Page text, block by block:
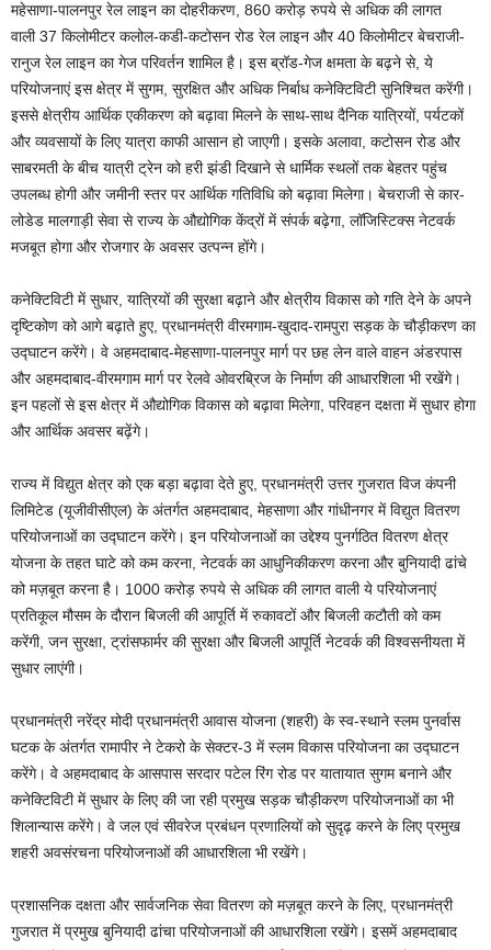
महेसाणा-पालनपुर रेल लाइन का दोहरीकरण, 860 करोड़ रुपये से अधिक की लागत
वाली 37 किलोमीटर कलोल-कडी-कटोसन रोड रेल लाइन और 40 किलोमीटर बेचराजी-
रानुज रेल लाइन का गेज परिवर्तन शामिल है। इस ब्रॉड-गेज क्षमता के बढ़ने से, ये
परियोजनाएं इस क्षेत्र में सुगम, सुरक्षित और अधिक निर्बाध कनेक्टिविटी सुनिश्चित करेंगी।
इससे क्षेत्रीय आर्थिक एकीकरण को बढ़ावा मिलने के साथ-साथ दैनिक यात्रियों, पर्यटकों
और व्यवसायों के लिए यात्रा काफी आसान हो जाएगी। इसके अलावा, कटोसन रोड और
साबरमती के बीच यात्री ट्रेन को हरी झंडी दिखाने से धार्मिक स्थलों तक बेहतर पहुंच
उपलब्ध होगी और जमीनी स्तर पर आर्थिक गतिविधि को बढ़ावा मिलेगा। बेचराजी से कार-
लोडेड मालगाड़ी सेवा से राज्य के औद्योगिक केंद्रों में संपर्क बढ़ेगा, लॉजिस्टिक्स नेटवर्क
मजबूत होगा और रोजगार के अवसर उत्‍पन्‍न होंगे।
कनेक्टिविटी में सुधार, यात्रियों की सुरक्षा बढ़ाने और क्षेत्रीय विकास को गति देने के अपने
दृष्टिकोण को आगे बढ़ाते हुए, प्रधानमंत्री वीरमगाम-खुदाद-रामपुरा सड़क के चौड़ीकरण का
उद्घाटन करेंगे। वे अहमदाबाद-मेहसाणा-पालनपुर मार्ग पर छह लेन वाले वाहन अंडरपास
और अहमदाबाद-वीरमगाम मार्ग पर रेलवे ओवरब्रिज के निर्माण की आधारशिला भी रखेंगे।
इन पहलों से इस क्षेत्र में औद्योगिक विकास को बढ़ावा मिलेगा, परिवहन दक्षता में सुधार होगा
और आर्थिक अवसर बढ़ेंगे।
राज्य में विद्युत क्षेत्र को एक बड़ा बढ़ावा देते हुए, प्रधानमंत्री उत्तर गुजरात विज कंपनी
लिमिटेड (यूजीवीसीएल) के अंतर्गत अहमदाबाद, मेहसाणा और गांधीनगर में विद्युत वितरण
परियोजनाओं का उद्घाटन करेंगे। इन परियोजनाओं का उद्देश्य पुनर्गठित वितरण क्षेत्र
योजना के तहत घाटे को कम करना, नेटवर्क का आधुनिकीकरण करना और बुनियादी ढांचे
को मज़बूत करना है। 1000 करोड़ रुपये से अधिक की लागत वाली ये परियोजनाएं
प्रतिकूल मौसम के दौरान बिजली की आपूर्ति में रुकावटों और बिजली कटौती को कम
करेंगी, जन सुरक्षा, ट्रांसफार्मर की सुरक्षा और बिजली आपूर्ति नेटवर्क की विश्वसनीयता में
सुधार लाएंगी।
प्रधानमंत्री नरेंद्र मोदी प्रधानमंत्री आवास योजना (शहरी) के स्‍व-स्‍थाने स्लम पुनर्वास
घटक के अंतर्गत रामापीर ने टेकरो के सेक्टर-3 में स्लम विकास परियोजना का उद्घाटन
करेंगे। वे अहमदाबाद के आसपास सरदार पटेल रिंग रोड पर यातायात सुगम बनाने और
कनेक्टिविटी में सुधार के लिए की जा रही प्रमुख सड़क चौड़ीकरण परियोजनाओं का भी
शिलान्यास करेंगे। वे जल एवं सीवरेज प्रबंधन प्रणालियों को सुदृढ़ करने के लिए प्रमुख
शहरी अवसंरचना परियोजनाओं की आधारशिला भी रखेंगे।
प्रशासनिक दक्षता और सार्वजनिक सेवा वितरण को मज़बूत करने के लिए, प्रधानमंत्री
गुजरात में प्रमुख बुनियादी ढांचा परियोजनाओं की आधारशिला रखेंगे। इसमें अहमदाबाद